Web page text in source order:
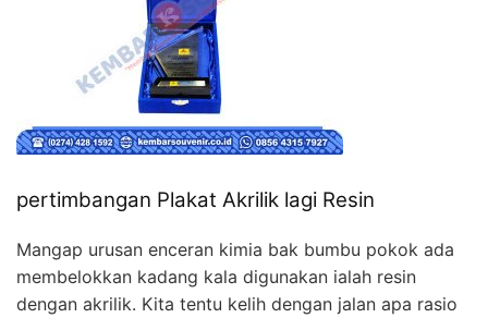
pertimbangan Plakat Akrilik lagi Resin
Mangap urusan enceran kimia bak bumbu pokok ada
membelokkan kadang kala digunakan ialah resin
dengan akrilik. Kita tentu kelih dengan jalan apa rasio